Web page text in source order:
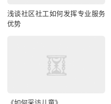
浅谈社区社工如何发挥专业服务
优势